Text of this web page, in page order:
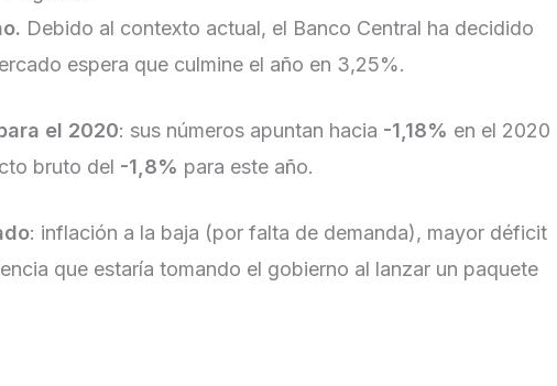
Debido al contexto actual, el Banco Central ha decidido
espera que culmine el año en 3,25%.
el 2020: sus números apuntan hacia -1,18% en el 2020
bruto del -1,8% para este año.
: inflación a la baja (por falta de demanda), mayor déficit
que estaría tomando el gobierno al lanzar un paquete